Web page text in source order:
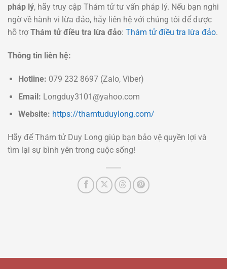
pháp lý, hãy truy cập Thám tử tư vấn pháp lý. Nếu bạn nghi
ngờ về hành vi lừa đảo, hãy liên hệ với chúng tôi để được
hỗ trợThám tử điều tra lừa đảo: Thám tử điều tra lừa đảo.
Thông tin liên hệ:
Hotline: 079 232 8697 (Zalo, Viber)
Email: Longduy3101@yahoo.com
Website: https://thamtuduylong.com/
Hãy để Thám tử Duy Long giúp bạn bảo vệ quyền lợi và
tìm lại sự bình yên trong cuộc sống!